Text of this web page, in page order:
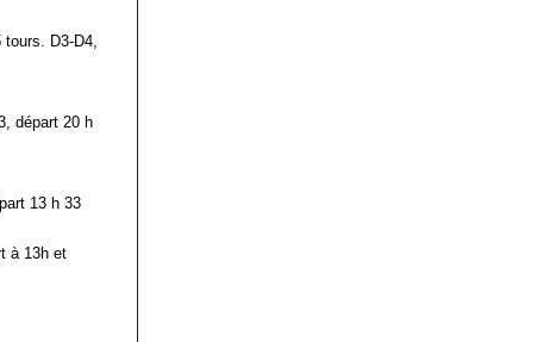
D3-D4,
départ 20 h
13 h 33
à 13h et